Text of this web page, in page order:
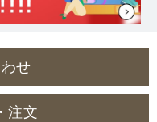
せ
注文